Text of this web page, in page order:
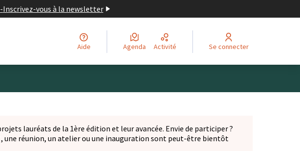
-Inscrivez-vous à la newsletter
Aide Agenda Activité Se connecter
lauréats de la 1ère édition et leur avancée. Envie de participer ?
dans un nouvel onglet)
, une réunion, un atelier ou une inauguration sont peut-être bientôt